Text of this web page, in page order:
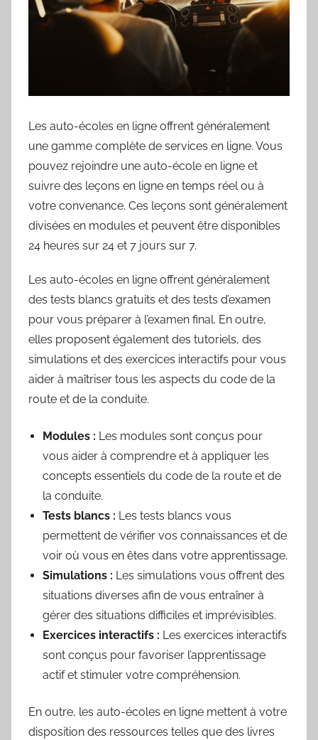
Les auto-écoles en ligne offrent généralement
une gamme complète de services en ligne. Vous
pouvez rejoindre une auto-école en ligne et
suivre des leçons en ligne en temps réel ou à
votre convenance. Ces leçons sont généralement
divisées en modules et peuvent être disponibles
24 heures sur 24 et 7 jours sur 7.
Les auto-écoles en ligne offrent généralement
des tests blancs gratuits et des tests d’examen
pour vous préparer à l’examen final. En outre,
elles proposent également des tutoriels, des
simulations et des exercices interactifs pour vous
aider à maîtriser tous les aspects du code de la
route et de la conduite.
Modules : Les modules sont conçus pour
vous aider à comprendre et à appliquer les
concepts essentiels du code de la route et de
la conduite.
Tests blancs : Les tests blancs vous
permettent de vérifier vos connaissances et de
voir où vous en êtes dans votre apprentissage.
Simulations : Les simulations vous offrent des
situations diverses afin de vous entraîner à
gérer des situations difficiles et imprévisibles.
Exercices interactifs : Les exercices interactifs
sont conçus pour favoriser l’apprentissage
actif et stimuler votre compréhension.
En outre, les auto-écoles en ligne mettent à votre
disposition des ressources telles que des livres